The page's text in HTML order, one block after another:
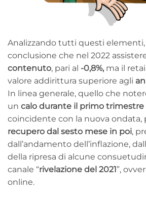
Analizzando tutti questi elementi,
conclusione che nel 2022
contenuto, pari al -0,8%, ma il
valore addirittura superiore agli
In linea generale, quello che
un calo durante il primo
coincidente con la nuova ondata,
recupero dal sesto mese in poi,
dall’andamento dell’inflazione,
della ripresa di alcune
canale “rivelazione del 2021”,
online.